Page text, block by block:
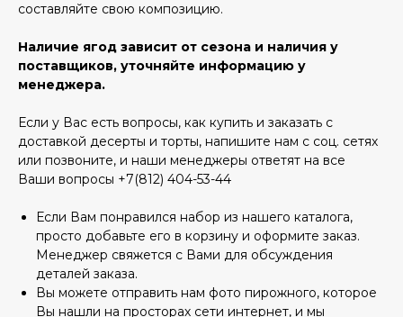
составляйте свою композицию.
Наличие ягод зависит от сезона и наличия у
поставщиков, уточняйте информацию у
менеджера.
Если у Вас есть вопросы, как купить и заказать с
доставкой десерты и торты, напишите нам с соц. сетях
или позвоните, и наши менеджеры ответят на все
Ваши вопросы +7(812) 404-53-44
Если Вам понравился набор из нашего каталога,
просто добавьте его в корзину и оформите заказ.
Менеджер свяжется с Вами для обсуждения
деталей заказа.
Вы можете отправить нам фото пирожного, которое
Вы нашли на просторах сети интернет, и мы